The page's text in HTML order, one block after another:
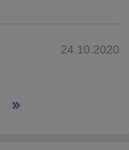
24.10.2020